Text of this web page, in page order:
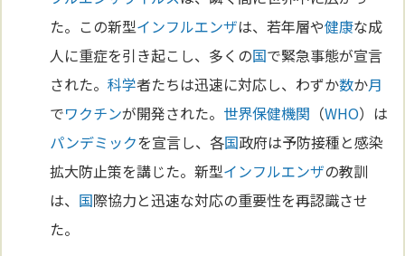
た。この新型インフルエンザは、若年層や健康な成
人に重症を引き起こし、多くの国で緊急事態が宣言
された。科学者たちは迅速に対応し、わずか数か月
でワクチンが開発された。 世界保健機関 （WHO）は
パンデミックを宣言し、各国政府は予防接種と感染
拡大防止策を講じた。新型インフルエンザの教訓
は、 国際協力と迅速な対応の重要性を再認識させ
た。